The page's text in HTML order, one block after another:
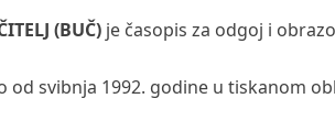
(BUČ) je časopis za odgoj i
od svibnja 1992. godine u tiskanom